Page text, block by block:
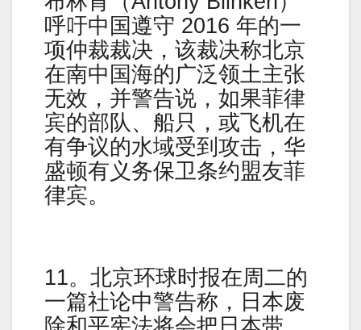
呼吁中国遵守 2016 年的一
项仲裁裁决，该裁决称北京
在南中国海的广泛领土主张
无效，并警告说，如果菲律
宾的部队、船只，或飞机在
有争议的水域受到攻击，华
盛顿有义务保卫条约盟友菲
律宾。
11。北京环球时报在周二的
一篇社论中警告称，日本废